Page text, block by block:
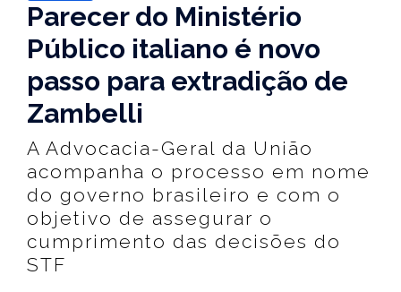
Parecer do Ministério
Público italiano é novo
passo para extradição de
Zambelli
A Advocacia-Geral da União
acompanha o processo em nome
do governo brasileiro e com o
objetivo de assegurar o
cumprimento das decisões do
STF